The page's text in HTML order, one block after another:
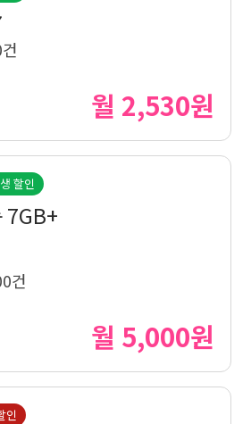
월 2,530원
할인
7GB+
건
월 5,000원
인